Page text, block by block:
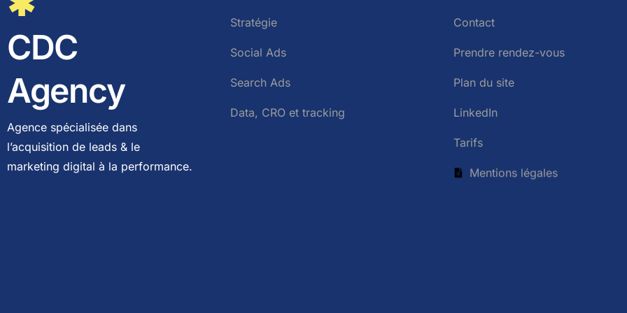
CDC
Agency
Agence spécialisée dans
l’acquisition de leads & le
marketing digital à la performance.
Stratégie
Social Ads
Search Ads
Data, CRO et tracking
Contact
Prendre rendez-vous
Plan du site
LinkedIn
Tarifs
Mentions légales